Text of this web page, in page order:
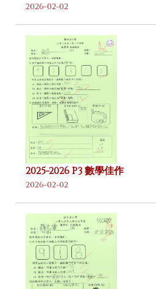
2026-02-02
2025-2026 P3 數學佳作
2026-02-02